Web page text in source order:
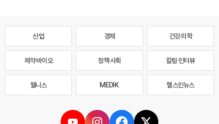
산업 경제 건강·의학
제약·바이오 정책·사회 칼럼·인터뷰
웰니스 MEDI·K 헬스인뉴스